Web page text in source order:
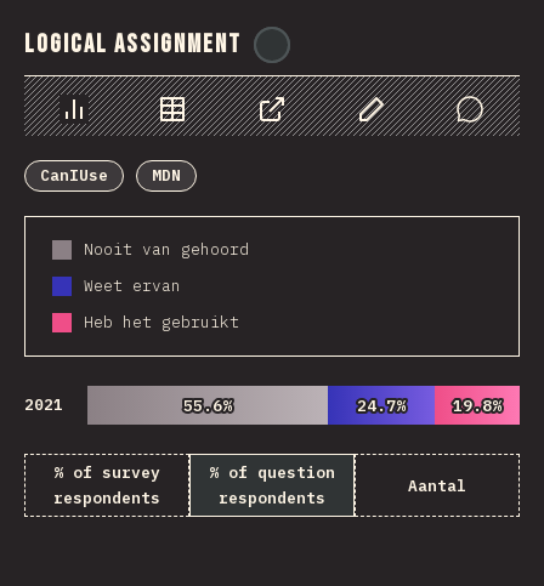
Logical Assignment
Chart Data Share Customize Data
Comments
CanIUse
MDN
Nooit van gehoord
Weet ervan
Heb het gebruikt
2021 55.6%
55.6% 24.7%
24.7% 19.8%
19.8%
% of survey
respondents
% of question
respondents
Aantal